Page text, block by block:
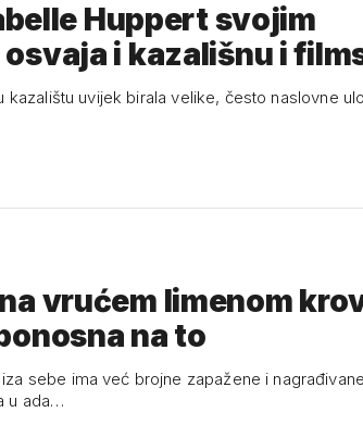
Huppert svojim
i kazališnu i
kazalištu uvijek birala velike, često naslovne
vrućem limenom
na to
sebe ima već brojne zapažene i
u ada…